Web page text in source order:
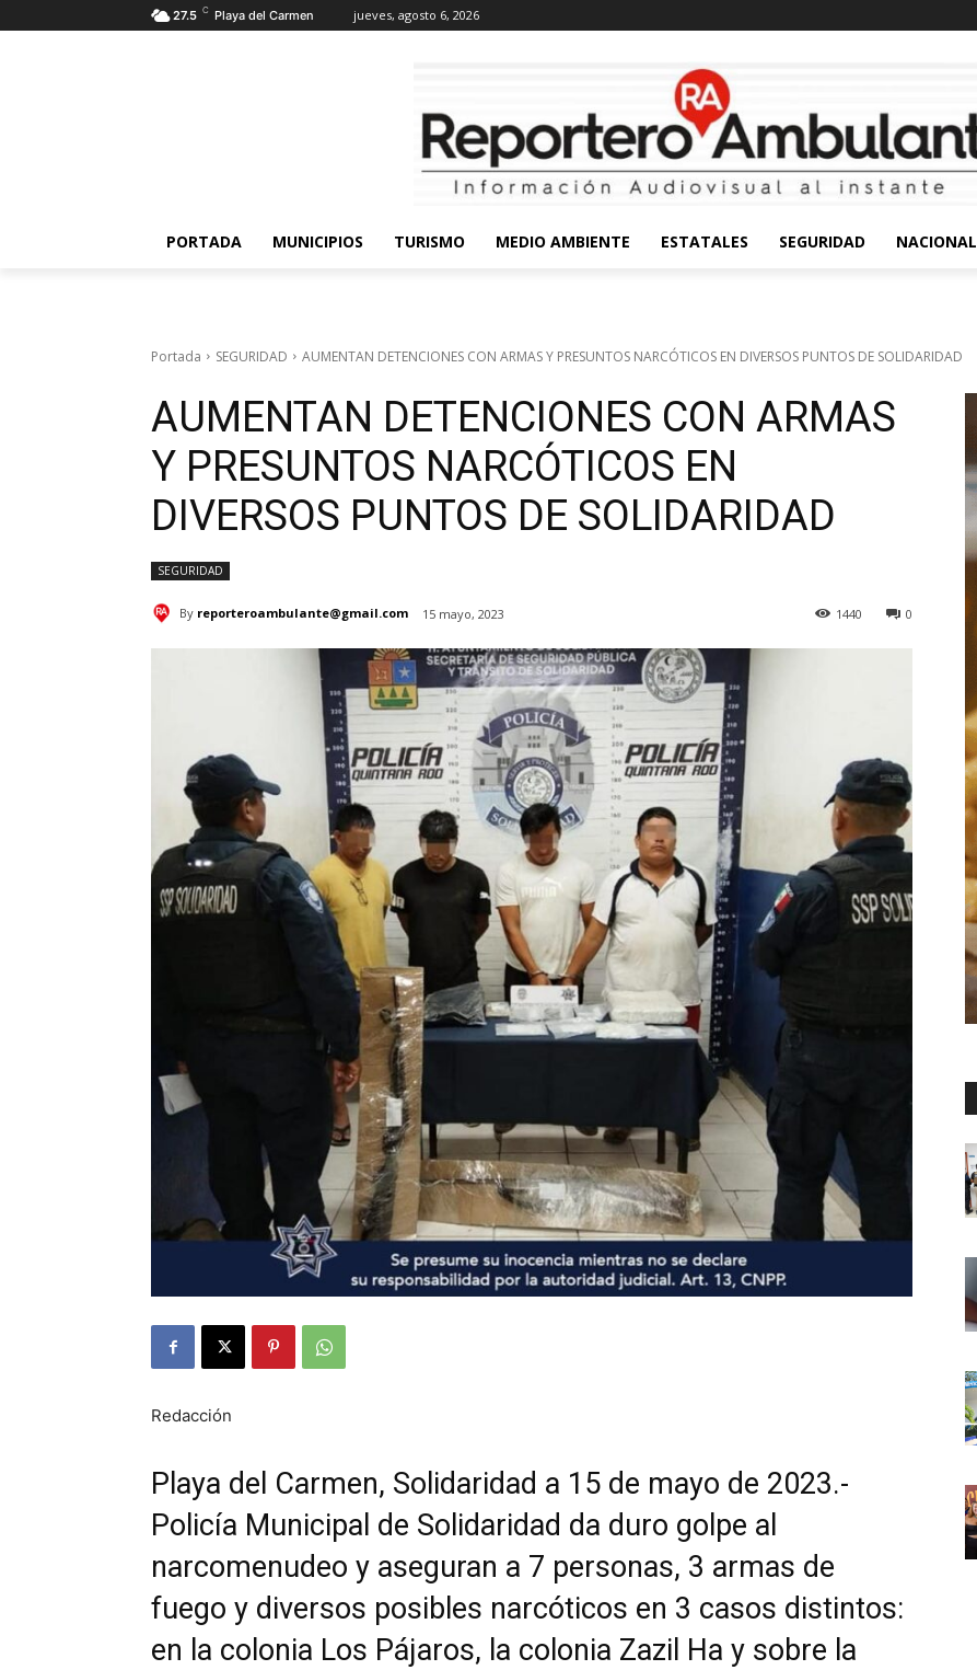
27.5 C Playa del Carmen jueves, agosto 6, 2026
PORTADA MUNICIPIOS TURISMO MEDIO AMBIENTE ESTATALES SEGURIDAD NACIONAL
Portada SEGURIDAD AUMENTAN DETENCIONES CON ARMAS Y PRESUNTOS NARCÓTICOS EN DIVERSOS PUNTOS DE SOLIDARIDAD
AUMENTAN DETENCIONES CON ARMAS
Y PRESUNTOS NARCÓTICOS EN
DIVERSOS PUNTOS DE SOLIDARIDAD
SEGURIDAD
By reporteroambulante@gmail.com 15 mayo, 2023 0
1440
Redacción
Playa del Carmen, Solidaridad a 15 de mayo de 2023.-
Policía Municipal de Solidaridad da duro golpe al
narcomenudeo y aseguran a 7 personas, 3 armas de
fuego y diversos posibles narcóticos en 3 casos distintos:
en la colonia Los Pájaros, la colonia Zazil Ha y sobre la